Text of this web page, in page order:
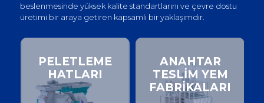
beslenmesinde yüksek kalite standartlarını ve çevre dostu
üretimi bir araya getiren kapsamlı bir yaklaşımdır.
PELETLEME
HATLARI
ANAHTAR
TESLİM YEM
FABRİKALARI